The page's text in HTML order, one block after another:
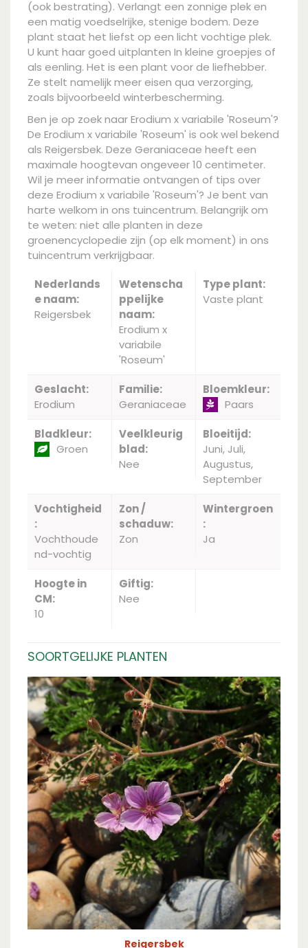
(ook bestrating). Verlangt een zonnige plek en
een matig voedselrijke, stenige bodem. Deze
plant staat het liefst op een licht vochtige plek.
U kunt haar goed uitplanten In kleine groepjes of
als eenling. Het is een plant voor de liefhebber.
Ze stelt namelijk meer eisen qua verzorging,
zoals bijvoorbeeld winterbescherming.
Ben je op zoek naar Erodium x variabile 'Roseum'?
De Erodium x variabile 'Roseum' is ook wel bekend
als Reigersbek. Deze Geraniaceae heeft een
maximale hoogtevan ongeveer 10 centimeter.
Wil je meer informatie ontvangen of tips over
deze Erodium x variabile 'Roseum'? Je bent van
harte welkom in ons tuincentrum. Belangrijk om
te weten: niet alle planten in deze
groenencyclopedie zijn (op elk moment) in ons
tuincentrum verkrijgbaar.
Nederlands
e naam:
Reigersbek
Wetenscha
ppelijke
naam:
Erodium x
variabile
'Roseum'
Type plant:
Vaste plant
Geslacht:
Erodium
Familie:
Geraniaceae
Bloemkleur:
Paars
Bladkleur:
Groen
Veelkleurig
blad:
Nee
Bloeitijd:
Juni, Juli,
Augustus,
September
Vochtigheid
:
Vochthoude
nd-vochtig
Zon /
schaduw:
Zon
Wintergroen
:
Ja
Hoogte in
CM:
10
Giftig:
Nee
SOORTGELIJKE PLANTEN
Reigersbek